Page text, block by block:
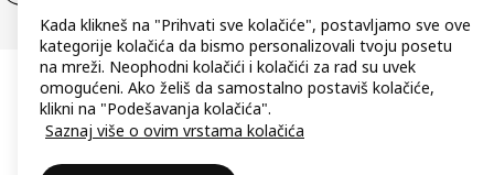
Kada klikneš na "Prihvati sve kolačiće", postavljamo sve ove
kategorije kolačića da bismo personalizovali tvoju posetu
na mreži. Neophodni kolačići i kolačići za rad su uvek
omogućeni. Ako želiš da samostalno postaviš kolačiće,
klikni na "Podešavanja kolačića".
Saznaj više o ovim vrstama kolačića